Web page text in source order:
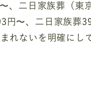
、二日家族葬（東
円〜、二日家族葬
れないを明確にし